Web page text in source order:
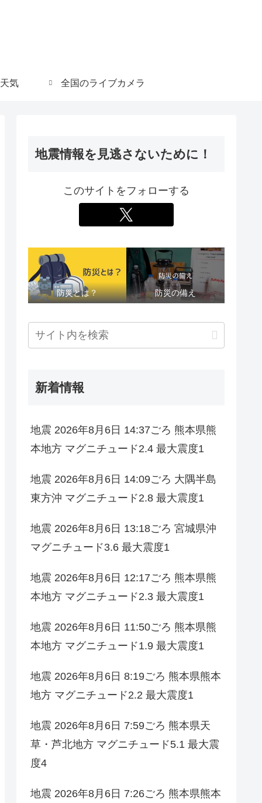
天気 全国のライブカメラ
地震情報を見逃さないために！
このサイトをフォローする
防災とは？ 防災の備え
新着情報
地震 2026年8月6日 14:37ごろ 熊本県熊
本地方 マグニチュード2.4 最大震度1
地震 2026年8月6日 14:09ごろ 大隅半島
東方沖 マグニチュード2.8 最大震度1
地震 2026年8月6日 13:18ごろ 宮城県沖
マグニチュード3.6 最大震度1
地震 2026年8月6日 12:17ごろ 熊本県熊
本地方 マグニチュード2.3 最大震度1
地震 2026年8月6日 11:50ごろ 熊本県熊
本地方 マグニチュード1.9 最大震度1
地震 2026年8月6日 8:19ごろ 熊本県熊本
地方 マグニチュード2.2 最大震度1
地震 2026年8月6日 7:59ごろ 熊本県天
草・芦北地方 マグニチュード5.1 最大震
度4
地震 2026年8月6日 7:26ごろ 熊本県熊本